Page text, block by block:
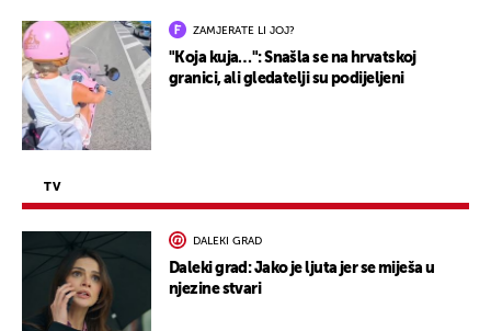
ZAMJERATE LI JOJ?
"Koja kuja…": Snašla se na hrvatskoj
granici, ali gledatelji su podijeljeni
TV
DALEKI GRAD
Daleki grad: Jako je ljuta jer se miješa u
njezine stvari